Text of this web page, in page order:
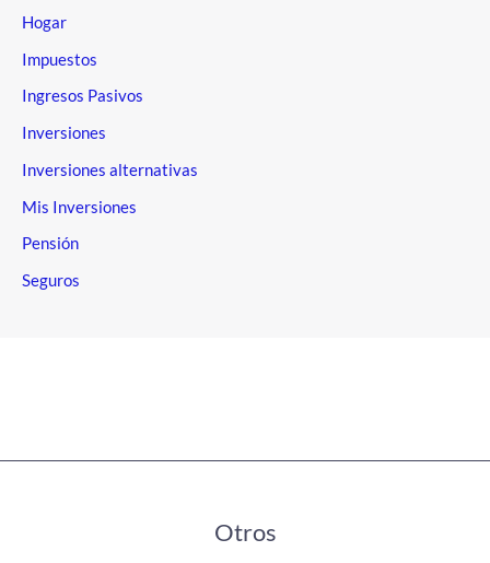
Hogar
Impuestos
Ingresos Pasivos
Inversiones
Inversiones alternativas
Mis Inversiones
Pensión
Seguros
Otros